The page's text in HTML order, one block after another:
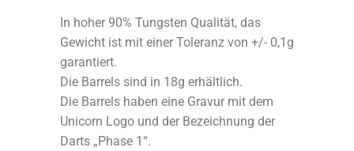
In hoher 90% Tungsten Qualität, das
Gewicht ist mit einer Toleranz von +/- 0,1g
garantiert.
Die Barrels sind in 18g erhältlich.
Die Barrels haben eine Gravur mit dem
Unicorn Logo und der Bezeichnung der
Darts „Phase 1“.